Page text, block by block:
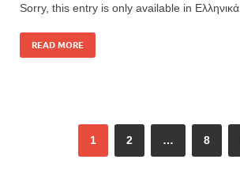
Sorry, this entry is only available in Ελληνικά.
READ MORE
1 2 … 8